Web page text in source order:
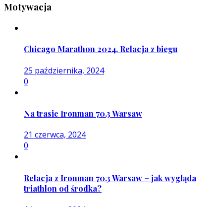
Motywacja
Chicago Marathon 2024. Relacja z biegu
25 października, 2024
0
Na trasie Ironman 70.3 Warsaw
21 czerwca, 2024
0
Relacja z Ironman 70.3 Warsaw – jak wygląda
triathlon od środka?